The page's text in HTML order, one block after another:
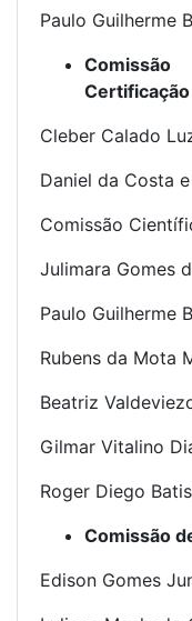
Paulo Guilherme
Certificação
Cleber Calado
Daniel da Costa
Comissão
Julimara Gomes
Paulo Guilherme
Rubens da Mota
Beatriz
Gilmar Vitalino
Roger Diego
Comissão
Edison Gomes